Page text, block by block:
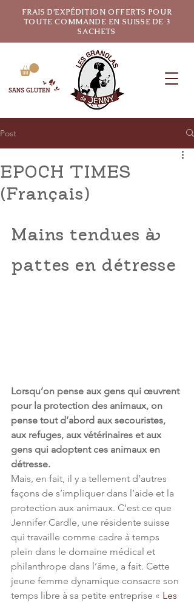
FRAIS D’EXPÉDITION OFFERTS POUR
TOUTE COMMANDE EN SUISSE DE 3
SACHETS
Post
EPOCH TIMES
(Français)
Mains tendues à
pattes en détresse
Lorsqu’on pense aux gens qui œuvrent
pour la protection des animaux, on
pense tout d’abord aux secouristes,
aux refuges, aux vétérinaires et aux
gens qui adoptent ces animaux en
détresse.
Mais, en fait, il y a tellement d’autres
façons de s’impliquer dans l’aide et la
protection aux animaux. C’est ce que
Jennifer Cardle, une résidente suisse
qui travaille comme cadre à temps
plein dans le domaine médical et
philanthrope dans l’âme, a fait. Cette
jeune femme dynamique consacre son
temps libre à sa petite entreprise « Les